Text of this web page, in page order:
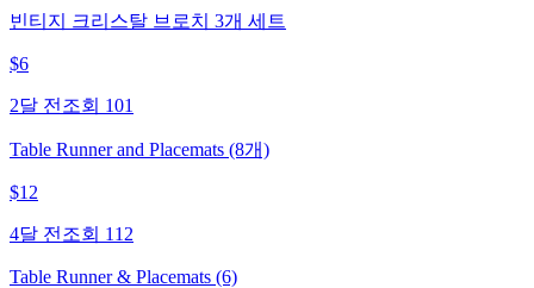
빈티지 크리스탈 브로치 3개 세트
$6
2달 전 조회 101
Table Runner and Placemats (8개)
$12
4달 전 조회 112
Table Runner & Placemats (6)